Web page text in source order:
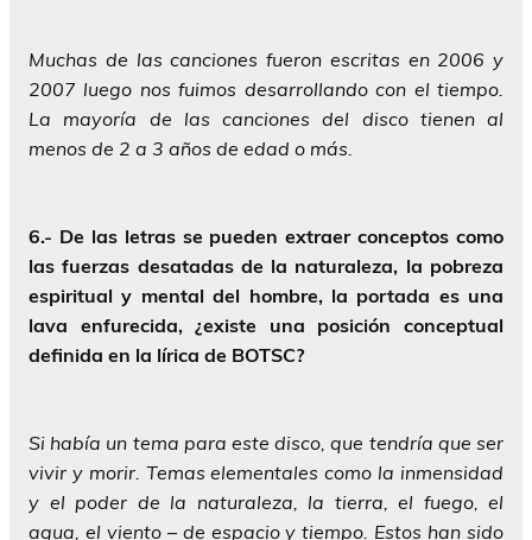
Muchas de las canciones fueron escritas en 2006 y
2007 luego nos fuimos desarrollando con el tiempo.
La mayoría de las canciones del disco tienen al
menos de 2 a 3 años de edad o más.
6.- De las letras se pueden extraer conceptos como
las fuerzas desatadas de la naturaleza, la pobreza
espiritual y mental del hombre, la portada es una
lava enfurecida, ¿existe una posición conceptual
definida en la lírica de BOTSC?
Si había un tema para este disco, que tendría que ser
vivir y morir. Temas elementales como la inmensidad
y el poder de la naturaleza, la tierra, el fuego, el
agua, el viento – de espacio y tiempo. Estos han sido